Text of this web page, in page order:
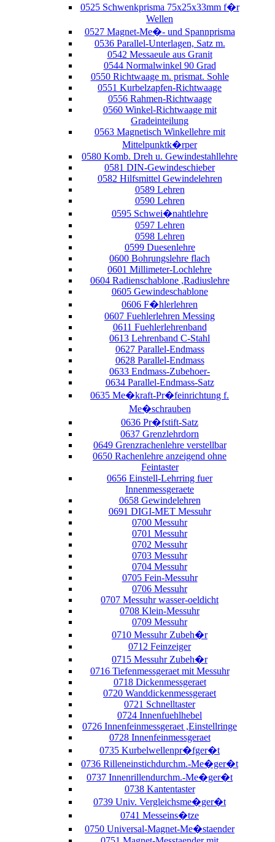
0525 Schwenkprisma 75x25x33mm f�r
Wellen
0527 Magnet-Me�- und Spannprisma
0536 Parallel-Unterlagen, Satz m.
0542 Messaeule aus Granit
0544 Normalwinkel 90 Grad
0550 Richtwaage m. prismat. Sohle
0551 Kurbelzapfen-Richtwaage
0556 Rahmen-Richtwaage
0560 Winkel-Richtwaage mit
Gradeinteilung
0563 Magnetisch Winkellehre mit
Mittelpunktk�rper
0580 Komb. Dreh u. Gewindestahllehre
0581 DIN-Gewindeschieber
0582 Hilfsmittel Gewindelehren
0589 Lehren
0590 Lehren
0595 Schwei�nahtlehre
0597 Lehren
0598 Lehren
0599 Duesenlehre
0600 Bohrungslehre flach
0601 Millimeter-Lochlehre
0604 Radienschablone ,Radiuslehre
0605 Gewindeschablone
0606 F�hlerlehren
0607 Fuehlerlehren Messing
0611 Fuehlerlehrenband
0613 Lehrenband C-Stahl
0627 Parallel-Endmass
0628 Parallel-Endmass
0633 Endmass-Zubehoer-
0634 Parallel-Endmass-Satz
0635 Me�kraft-Pr�feinrichtung f.
Me�schrauben
0636 Pr�fstift-Satz
0637 Grenzlehrdorn
0649 Grenzrachenlehre verstellbar
0650 Rachenlehre anzeigend ohne
Feintaster
0656 Einstell-Lehrring fuer
Innenmessgeraete
0658 Gewindelehren
0691 DIGI-MET Messuhr
0700 Messuhr
0701 Messuhr
0702 Messuhr
0703 Messuhr
0704 Messuhr
0705 Fein-Messuhr
0706 Messuhr
0707 Messuhr wasser-oeldicht
0708 Klein-Messuhr
0709 Messuhr
0710 Messuhr Zubeh�r
0712 Feinzeiger
0715 Messuhr Zubeh�r
0716 Tiefenmessgeraet mit Messuhr
0718 Dickenmessgeraet
0720 Wanddickenmessgeraet
0721 Schnelltaster
0724 Innenfuehlhebel
0726 Innenfeinmessgeraet ,Einstellringe
0728 Innenfeinmessgeraet
0735 Kurbelwellenpr�fger�t
0736 Rilleneinstichdurchm.-Me�ger�t
0737 Innenrillendurchm.-Me�ger�t
0738 Kantentaster
0739 Univ. Vergleichsme�ger�t
0741 Messeins�tze
0750 Universal-Magnet-Me�staender